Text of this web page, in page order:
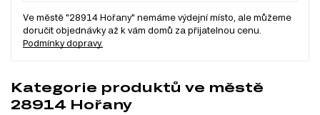
Ve městě "28914 Hořany" nemáme výdejní místo, ale můžeme
doručit objednávky až k vám domů za přijatelnou cenu.
Podmínky dopravy.
Kategorie produktů ve městě
28914 Hořany